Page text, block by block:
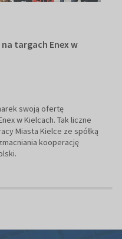
targach Enex w
swoją ofertę
w Kielcach. Tak liczne
Miasta Kielce ze spółką
kooperację